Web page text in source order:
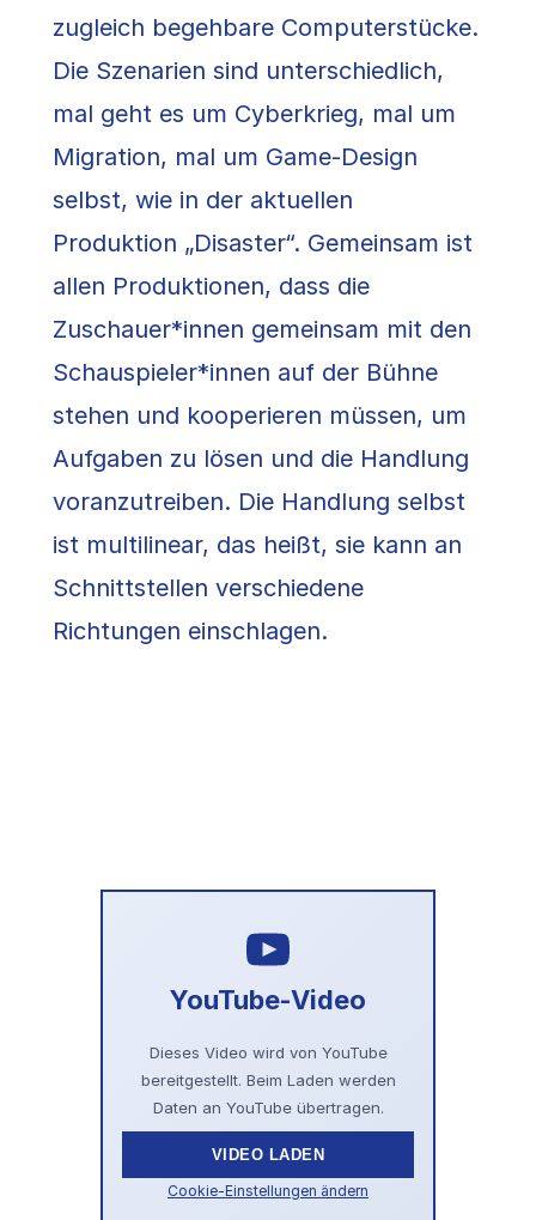
zugleich begehbare Computerstücke.
Die Szenarien sind unterschiedlich,
mal geht es um Cyberkrieg, mal um
Migration, mal um Game-Design
selbst, wie in der aktuellen
Produktion „Disaster“. Gemeinsam ist
allen Produktionen, dass die
Zuschauer*innen gemeinsam mit den
Schauspieler*innen auf der Bühne
stehen und kooperieren müssen, um
Aufgaben zu lösen und die Handlung
voranzutreiben. Die Handlung selbst
ist multilinear, das heißt, sie kann an
Schnittstellen verschiedene
Richtungen einschlagen.
YouTube-Video
Dieses Video wird von YouTube
bereitgestellt. Beim Laden werden
Daten an YouTube übertragen.
VIDEO LADEN
Cookie-Einstellungen ändern